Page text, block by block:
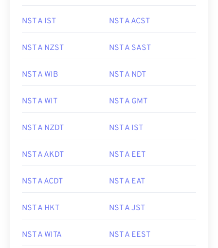
NST A IST NST A ACST
NST A NZST NST A SAST
NST A WIB NST A NDT
NST A WIT NST A GMT
NST A NZDT NST A IST
NST A AKDT NST A EET
NST A ACDT NST A EAT
NST A HKT NST A JST
NST A WITA NST A EEST